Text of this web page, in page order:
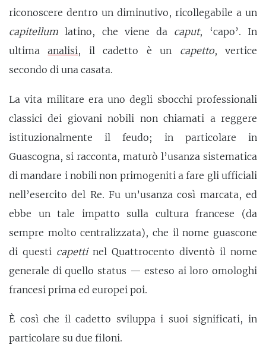
riconoscere dentro un diminutivo, ricollegabile a un
capitellum latino, che viene da caput, ‘capo’. In
ultimaanalisi, il cadetto è un capetto, vertice
secondo di una casata.
La vita militare era uno degli sbocchi professionali
classici dei giovani nobili non chiamati a reggere
istituzionalmente il feudo; in particolare in
Guascogna, si racconta, maturò l’usanza sistematica
di mandare i nobili non primogeniti a fare gli ufficiali
nell’esercito del Re. Fu un’usanza così marcata, ed
ebbe un tale impatto sulla cultura francese (da
sempre molto centralizzata), che il nome guascone
di questi capettinel Quattrocento diventò il nome
generale di quello status — esteso ai loro omologhi
francesi prima ed europei poi.
È così che il cadetto sviluppa i suoi significati, in
particolare su due filoni.